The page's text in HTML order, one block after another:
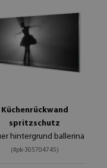
Küchenrückwand
spritzschutz
hintergrund ballerina
(#pk-305704745)